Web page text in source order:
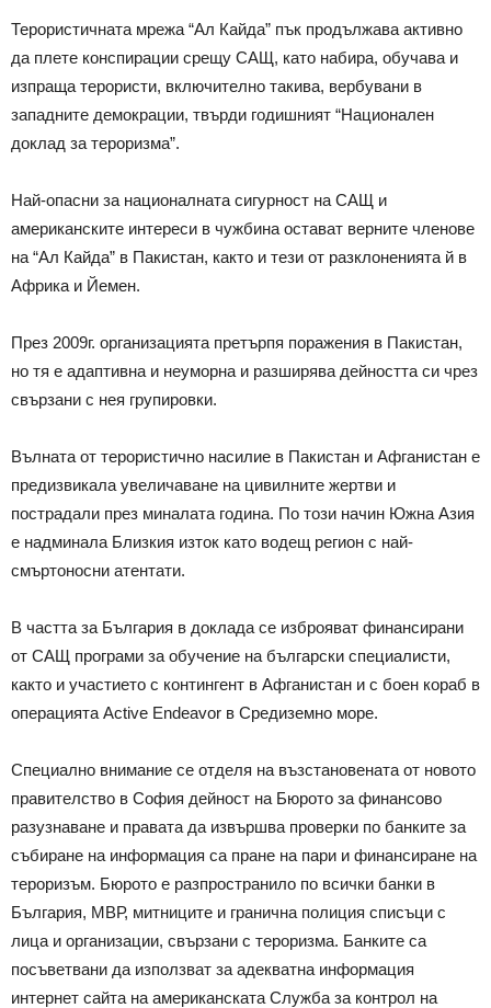
Терористичната мрежа “Ал Кайда” пък продължава активно
да плете конспирации срещу САЩ, като набира, обучава и
изпраща терористи, включително такива, вербувани в
западните демокрации, твърди годишният “Национален
доклад за тероризма”.
Най-опасни за националната сигурност на САЩ и
американските интереси в чужбина остават верните членове
на “Ал Кайда” в Пакистан, както и тези от разклоненията й в
Африка и Йемен.
През 2009г. организацията претърпя поражения в Пакистан,
но тя е адаптивна и неуморна и разширява дейността си чрез
свързани с нея групировки.
Вълната от терористично насилие в Пакистан и Афганистан е
предизвикала увеличаване на цивилните жертви и
пострадали през миналата година. По този начин Южна Азия
е надминала Близкия изток като водещ регион с най-
смъртоносни атентати.
В частта за България в доклада се изброяват финансирани
от САЩ програми за обучение на български специалисти,
както и участието с контингент в Афганистан и с боен кораб в
операцията Active Endeavor в Средиземно море.
Специално внимание се отделя на възстановената от новото
правителство в София дейност на Бюрото за финансово
разузнаване и правата да извършва проверки по банките за
събиране на информация са пране на пари и финансиране на
тероризъм. Бюрото е разпространило по всички банки в
България, МВР, митниците и гранична полиция списъци с
лица и организации, свързани с тероризма. Банките са
посъветвани да използват за адекватна информация
интернет сайта на американската Служба за контрол на